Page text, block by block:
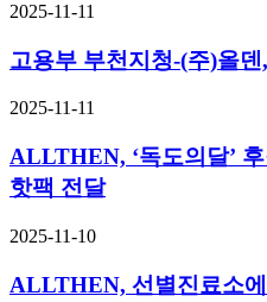
2025-11-11
고용부 부천지청-(주)올
2025-11-11
ALLTHEN, ‘독도의달’
핫팩 전달
2025-11-10
ALLTHEN, 선별진료소